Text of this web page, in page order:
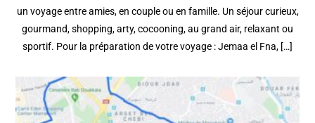
un voyage entre amies, en couple ou en famille. Un séjour curieux,
gourmand, shopping, arty, cocooning, au grand air, relaxant ou
sportif. Pour la préparation de votre voyage : Jemaa el Fna, […]